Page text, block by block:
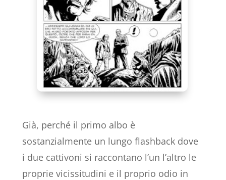
Già, perché il primo albo è
sostanzialmente un lungo flashback dove
i due cattivoni si raccontano l’un l’altro le
proprie vicissitudini e il proprio odio in